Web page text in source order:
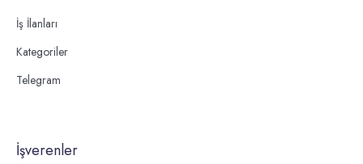
İş İlanları
Kategoriler
Telegram
İşverenler